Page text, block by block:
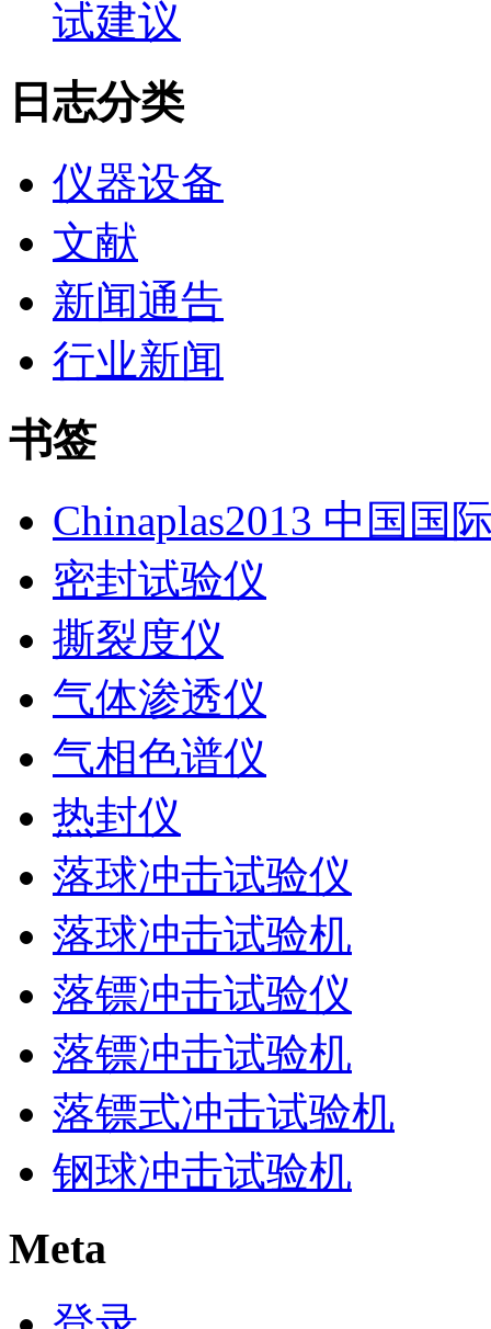
试建议
日志分类
仪器设备
文献
新闻通告
行业新闻
书签
Chinaplas2013 中国国
密封试验仪
撕裂度仪
气体渗透仪
气相色谱仪
热封仪
落球冲击试验仪
落球冲击试验机
落镖冲击试验仪
落镖冲击试验机
落镖式冲击试验机
钢球冲击试验机
Meta